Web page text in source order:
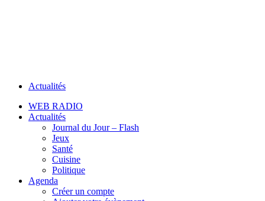
Actualités
WEB RADIO
Actualités
Journal du Jour – Flash
Jeux
Santé
Cuisine
Politique
Agenda
Créer un compte